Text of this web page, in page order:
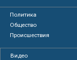
Политика
Общество
Происшествия
Видео